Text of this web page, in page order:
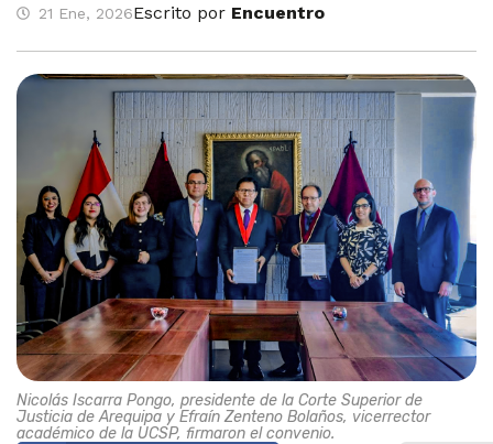
21 Ene, 2026Escrito por Encuentro
Nicolás Iscarra Pongo, presidente de la Corte Superior de
Justicia de Arequipa y Efraín Zenteno Bolaños, vicerrector
académico de la UCSP, firmaron el convenio.